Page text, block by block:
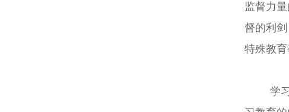
监督力
督的利
特殊教育
学